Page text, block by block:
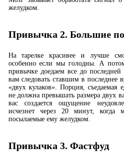
желудком.
Привычка 2. Большие
На тарелке красивее и лучше
особенно если мы голодны. А
привычке доедаем все до
вам следовать ставшим в последнее
«двух кулаков». Порция, съедаемая
не должна превышать размера двух
вас создается ощущение
исчезнет через 20 минут, когда
посылаемые ему желудком.
Привычка 3. Фастфуд